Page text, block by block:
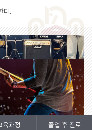
다.
Prev
Next
Stop
육과정 졸업 후 진로